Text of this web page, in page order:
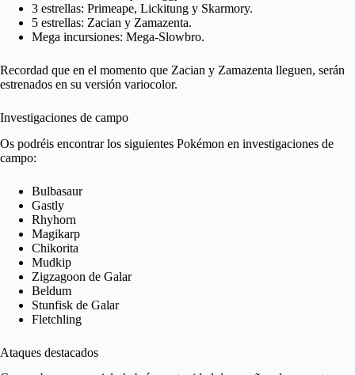
3 estrellas: Primeape, Lickitung y Skarmory.
5 estrellas: Zacian y Zamazenta.
Mega incursiones: Mega-Slowbro.
Recordad que en el momento que Zacian y Zamazenta lleguen, serán
estrenados en su versión variocolor.
Investigaciones de campo
Os podréis encontrar los siguientes Pokémon en investigaciones de
campo:
Bulbasaur
Gastly
Rhyhorn
Magikarp
Chikorita
Mudkip
Zigzagoon de Galar
Beldum
Stunfisk de Galar
Fletchling
Ataques destacados